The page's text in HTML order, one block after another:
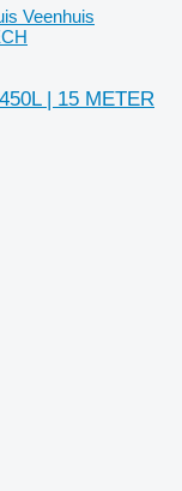
Veenhuis
| 15 METER